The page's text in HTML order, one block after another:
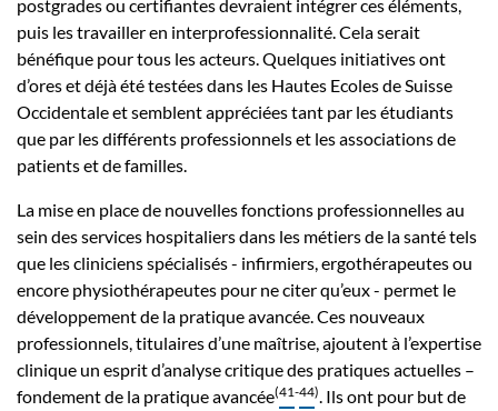
postgrades ou certifiantes devraient intégrer ces éléments,
puis les travailler en interprofessionnalité. Cela serait
bénéfique pour tous les acteurs. Quelques initiatives ont
d’ores et déjà été testées dans les Hautes Ecoles de Suisse
Occidentale et semblent appréciées tant par les étudiants
que par les différents professionnels et les associations de
patients et de familles.
La mise en place de nouvelles fonctions professionnelles au
sein des services hospitaliers dans les métiers de la santé tels
que les cliniciens spécialisés - infirmiers, ergothérapeutes ou
encore physiothérapeutes pour ne citer qu’eux - permet le
développement de la pratique avancée. Ces nouveaux
professionnels, titulaires d’une maîtrise, ajoutent à l’expertise
clinique un esprit d’analyse critique des pratiques actuelles –
fondement de la pratique avancée(41-44). Ils ont pour but de